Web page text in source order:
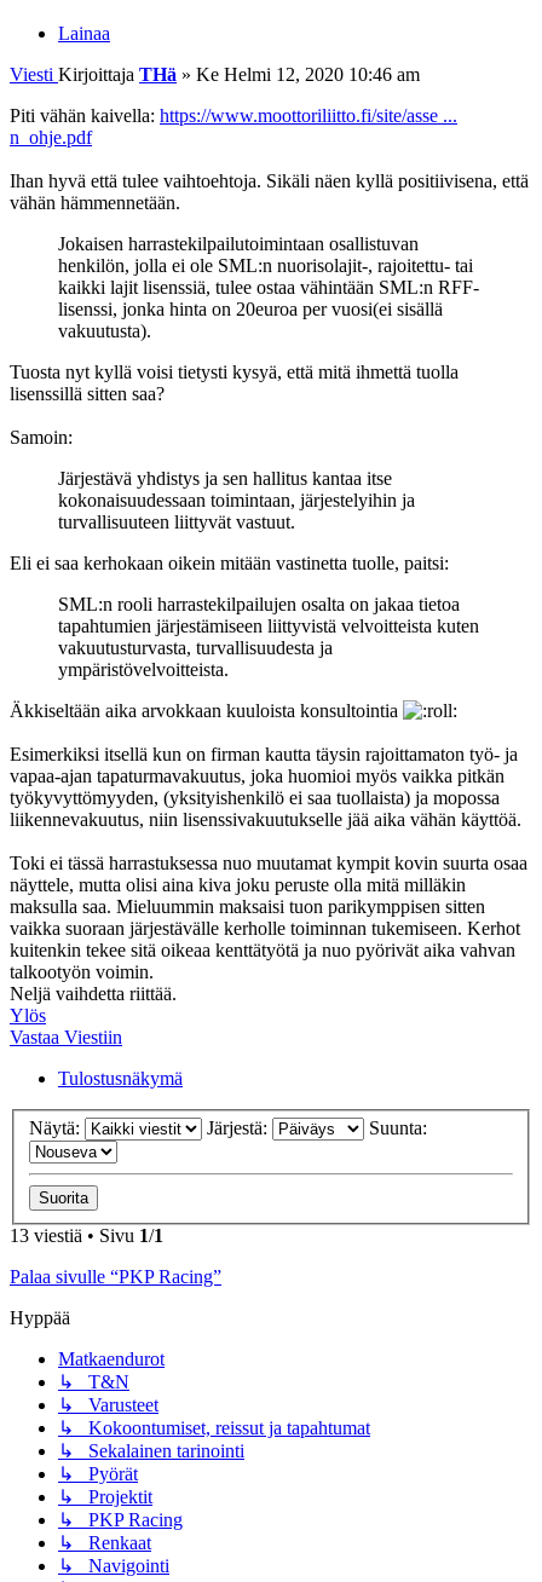
Lainaa
Viesti Kirjoittaja THä » Ke Helmi 12, 2020 10:46 am
Piti vähän kaivella: https://www.moottoriliitto.fi/site/asse ...
n_ohje.pdf
Ihan hyvä että tulee vaihtoehtoja. Sikäli näen kyllä positiivisena, että
vähän hämmennetään.
Jokaisen harrastekilpailutoimintaan osallistuvan
henkilön, jolla ei ole SML:n nuorisolajit-, rajoitettu- tai
kaikki lajit lisenssiä, tulee ostaa vähintään SML:n RFF-
lisenssi, jonka hinta on 20euroa per vuosi(ei sisällä
vakuutusta).
Tuosta nyt kyllä voisi tietysti kysyä, että mitä ihmettä tuolla
lisenssillä sitten saa?
Samoin:
Järjestävä yhdistys ja sen hallitus kantaa itse
kokonaisuudessaan toimintaan, järjestelyihin ja
turvallisuuteen liittyvät vastuut.
Eli ei saa kerhokaan oikein mitään vastinetta tuolle, paitsi:
SML:n rooli harrastekilpailujen osalta on jakaa tietoa
tapahtumien järjestämiseen liittyvistä velvoitteista kuten
vakuutusturvasta, turvallisuudesta ja
ympäristövelvoitteista.
Äkkiseltään aika arvokkaan kuuloista konsultointia
Esimerkiksi itsellä kun on firman kautta täysin rajoittamaton työ- ja
vapaa-ajan tapaturmavakuutus, joka huomioi myös vaikka pitkän
työkyvyttömyyden, (yksityishenkilö ei saa tuollaista) ja mopossa
liikennevakuutus, niin lisenssivakuutukselle jää aika vähän käyttöä.
Toki ei tässä harrastuksessa nuo muutamat kympit kovin suurta osaa
näyttele, mutta olisi aina kiva joku peruste olla mitä milläkin
maksulla saa. Mieluummin maksaisi tuon parikymppisen sitten
vaikka suoraan järjestävälle kerholle toiminnan tukemiseen. Kerhot
kuitenkin tekee sitä oikeaa kenttätyötä ja nuo pyörivät aika vahvan
talkootyön voimin.
Neljä vaihdetta riittää.
Ylös
Vastaa Viestiin
Tulostusnäkymä
Näytä: Järjestä: Suunta:
13 viestiä • Sivu 1/1
Palaa sivulle “PKP Racing”
Hyppää
Matkaendurot
↳ T&N
↳ Varusteet
↳ Kokoontumiset, reissut ja tapahtumat
↳ Sekalainen tarinointi
↳ Pyörät
↳ Projektit
↳ PKP Racing
↳ Renkaat
↳ Navigointi